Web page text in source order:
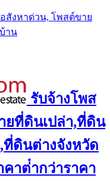
สังหาด่วน, โพสต์ขาย
าน
รับจ้างโพส
ยที่ดินเปล่า,ที่ดิน
ดินต่างจังหวัด
าต่ํากว่าราคา